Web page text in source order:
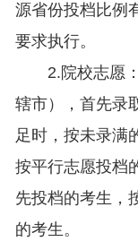
源省份投档比例
要求执行。
2.院校志愿
辖市），首先录
足时，按未录满
按平行志愿投档
先投档的考生，
的考生。